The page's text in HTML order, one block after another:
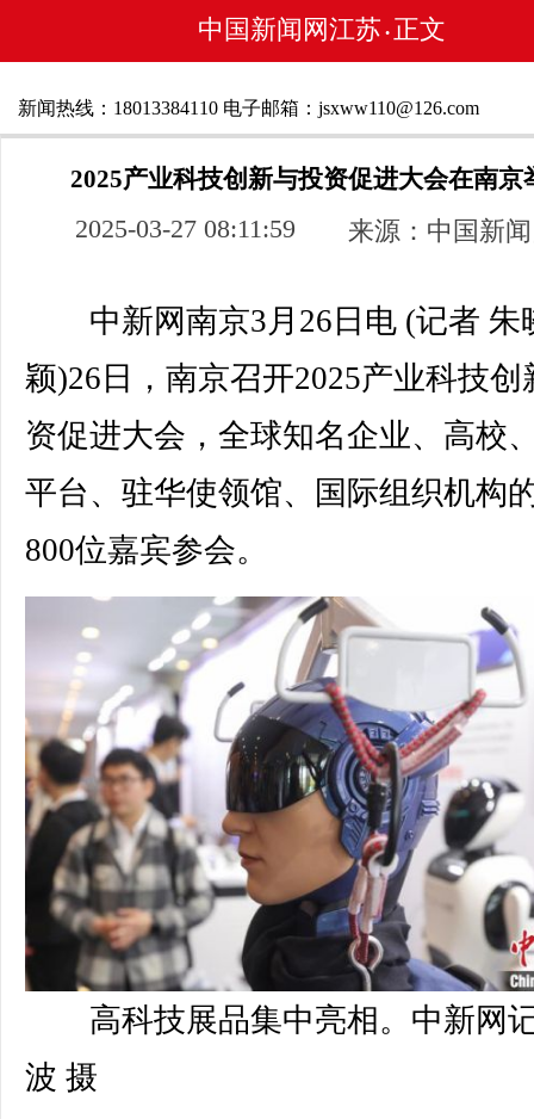
中国新闻网江苏 • 正文
新闻热线：18013384110 电子邮箱：jsxww110@126.com
2025产业科技创新与投资促进大会在南京
2025-03-27 08:11:59 来源：中国新
中新网南京3月26日电 (记者 朱
颖)26日，南京召开2025产业科技创
资促进大会，全球知名企业、高校
平台、驻华使领馆、国际组织机构
800位嘉宾参会。
高科技展品集中亮相。中新网
波 摄